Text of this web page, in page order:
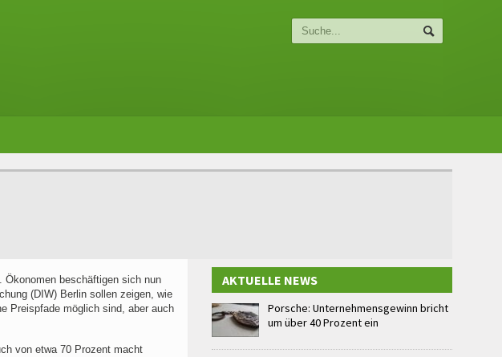
Ökonomen beschäftigen sich nun
(DIW) Berlin sollen zeigen, wie
Preispfade möglich sind, aber auch
von etwa 70 Prozent macht
AKTUELLE NEWS
Porsche: Unternehmensgewinn bricht
um über 40 Prozent ein